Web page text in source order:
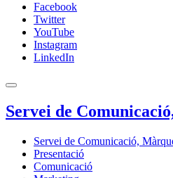
Facebook
Twitter
YouTube
Instagram
LinkedIn
Servei de
Servei de Comunicació,
Presentació
Comunicació